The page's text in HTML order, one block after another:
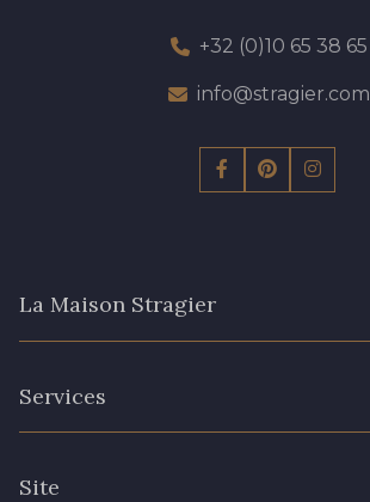
+32 (0)10 65 38 65
info@stragier.com
La Maison Stragier
Services
Site